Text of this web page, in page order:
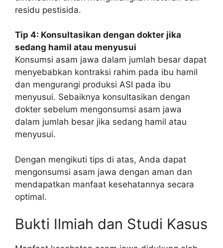
residu pestisida.
Tip 4: Konsultasikan dengan dokter jika
sedang hamil atau menyusui
Konsumsi asam jawa dalam jumlah besar dapat
menyebabkan kontraksi rahim pada ibu hamil
dan mengurangi produksi ASI pada ibu
menyusui. Sebaiknya konsultasikan dengan
dokter sebelum mengonsumsi asam jawa
dalam jumlah besar jika sedang hamil atau
menyusui.
Dengan mengikuti tips di atas, Anda dapat
mengonsumsi asam jawa dengan aman dan
mendapatkan manfaat kesehatannya secara
optimal.
Bukti Ilmiah dan Studi Kasus